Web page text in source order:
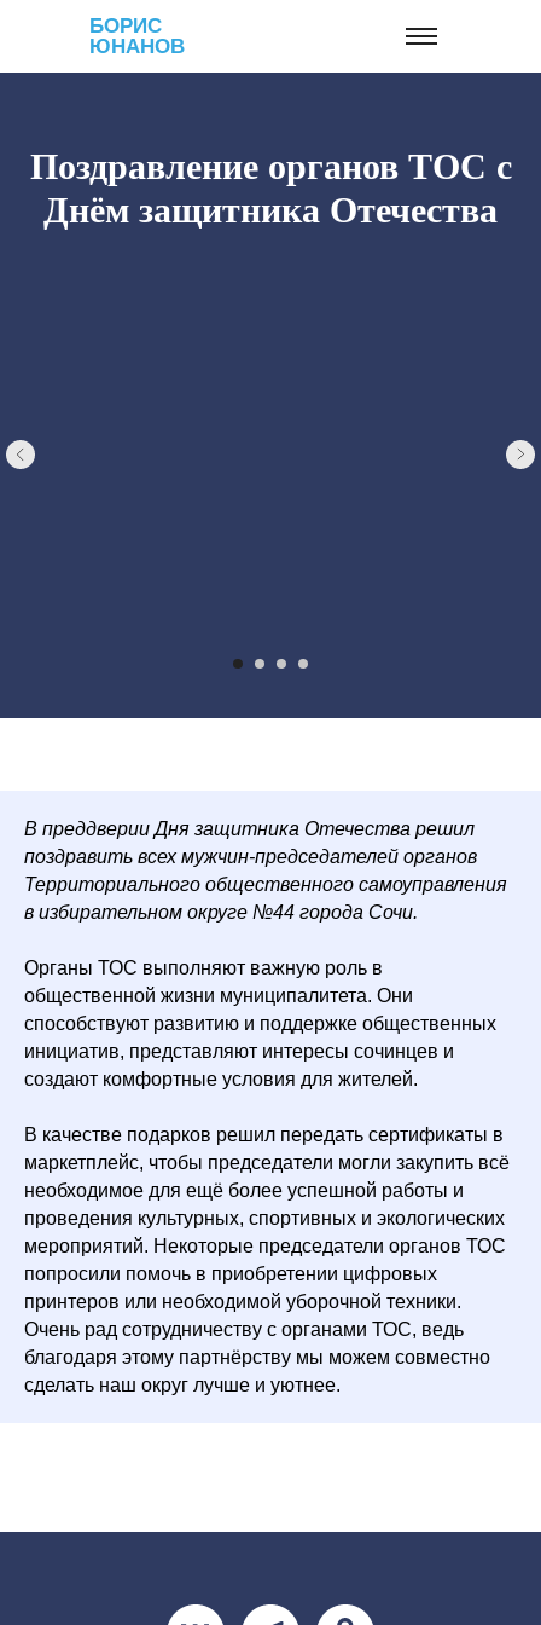
БОРИС
ЮНАНОВ
Поздравление органов ТОС с
Днём защитника Отечества
В преддверии Дня защитника Отечества решил
поздравить всех мужчин-председателей органов
Территориального общественного самоуправления
в избирательном округе №44 города Сочи.
Органы ТОС выполняют важную роль в
общественной жизни муниципалитета. Они
способствуют развитию и поддержке общественных
инициатив, представляют интересы сочинцев и
создают комфортные условия для жителей.
В качестве подарков решил передать сертификаты в
маркетплейс, чтобы председатели могли закупить всё
необходимое для ещё более успешной работы и
проведения культурных, спортивных и экологических
мероприятий. Некоторые председатели органов ТОС
попросили помочь в приобретении цифровых
принтеров или необходимой уборочной техники.
Очень рад сотрудничеству с органами ТОС, ведь
благодаря этому партнёрству мы можем совместно
сделать наш округ лучше и уютнее.